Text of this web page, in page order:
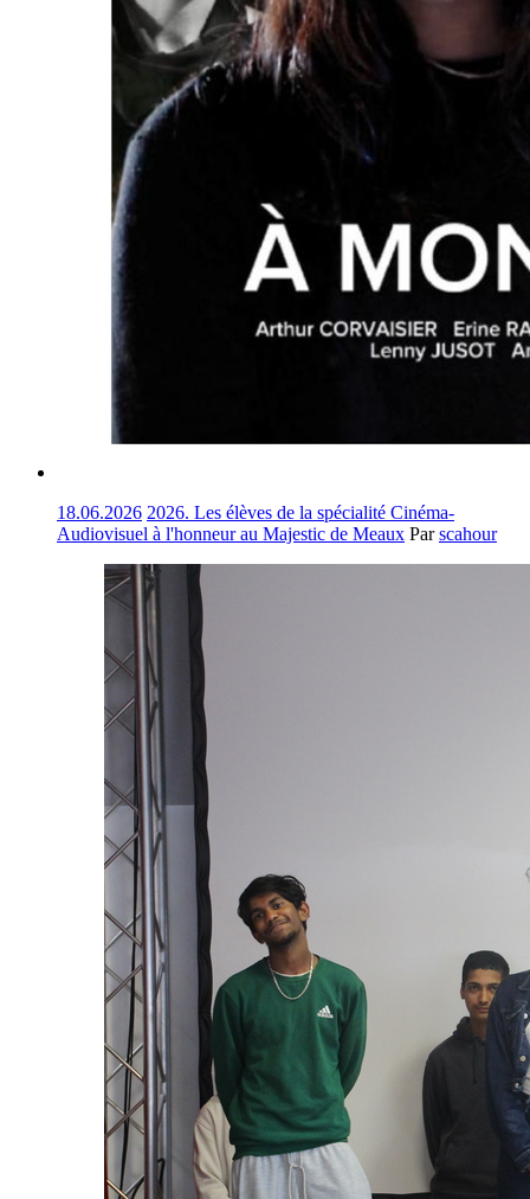
18.06.2026 2026. Les élèves de la spécialité Cinéma-
Audiovisuel à l'honneur au Majestic de Meaux Parscahour